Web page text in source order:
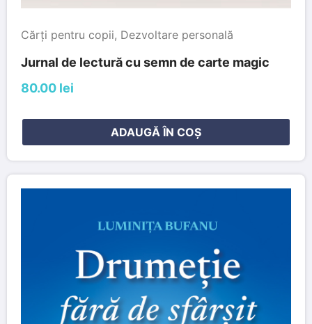
Cărți pentru copii, Dezvoltare personală
Jurnal de lectură cu semn de carte magic
80.00 lei
ADAUGĂ ÎN COȘ